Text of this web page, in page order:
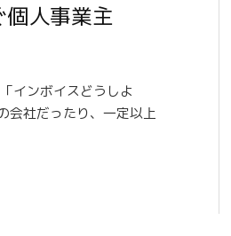
人事業主
インボイスどうしよ
会社だったり、一定以上